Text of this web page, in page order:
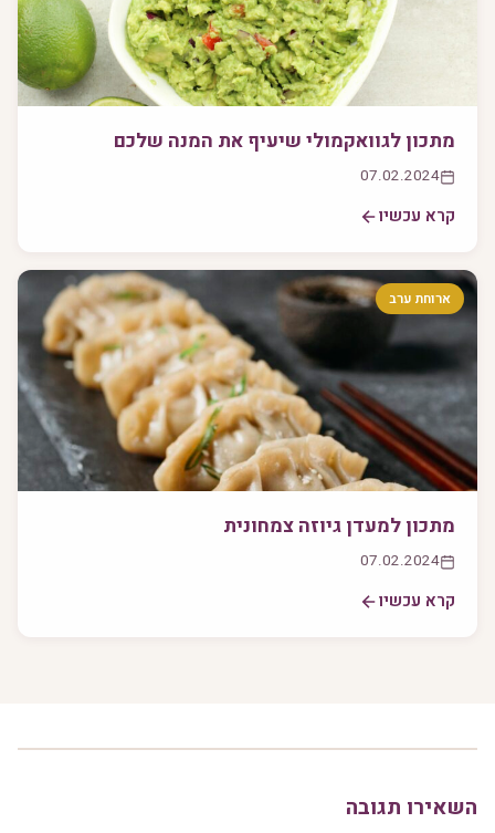
מתכון לגוואקמולי שיעיף את המנה שלכם
07.02.2024
קרא עכשיו
ארוחת ערב
מתכון למעדן גיוזה צמחונית
07.02.2024
קרא עכשיו
השאירו תגובה